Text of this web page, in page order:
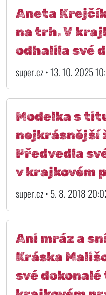
Aneta
na trh. V
odhalila své
super.cz • 13. 10. 2025
Modelka s
nejkrásnější
Předvedla
v krajkovém
super.cz • 5. 8. 2018
Ani mráz a
Kráska
své dokonalé